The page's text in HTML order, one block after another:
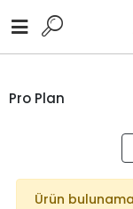
Pro Plan
Ürün